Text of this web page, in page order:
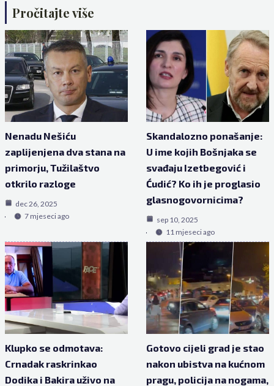
Pročitajte više
Nenadu Nešiću
zaplijenjena dva stana na
primorju, Tužilaštvo
otkrilo razloge
dec 26, 2025
7 mjeseci ago
Skandalozno ponašanje:
U ime kojih Bošnjaka se
svađaju Izetbegović i
Ćudić? Ko ih je proglasio
glasnogovornicima?
sep 10, 2025
11 mjeseci ago
Klupko se odmotava:
Crnadak raskrinkao
Dodika i Bakira uživo na
Gotovo cijeli grad je stao
nakon ubistva na kućnom
pragu, policija na nogama,